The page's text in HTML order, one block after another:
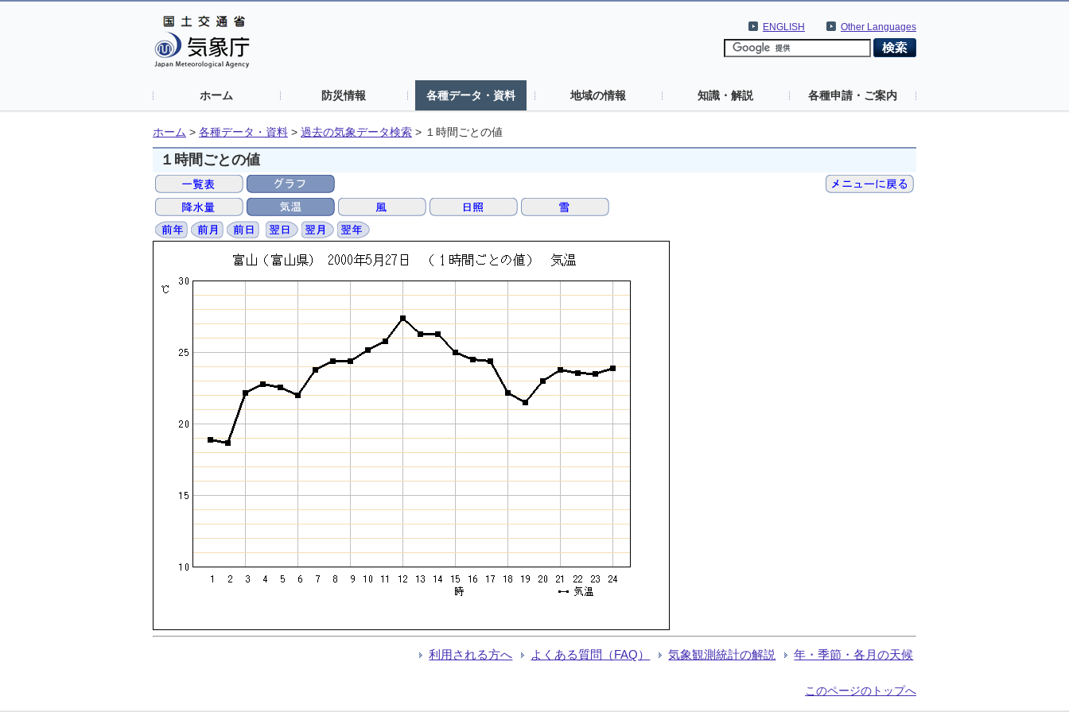
Other Languages
ENGLISH
ホーム 防災情報 各種データ・資料 地域の情報 知識・解説 各種申請・ご案内
ホーム > 各種データ・資料 > 過去の気象データ検索 > １時間ごとの値
１時間ごとの値
利用される方へ よくある質問（FAQ） 気象観測統計の解説 年・季節・各月の天候
このページのトップへ